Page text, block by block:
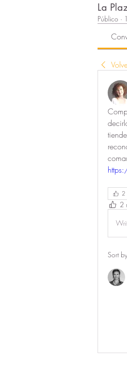
La
Público ·
2
2
Sort